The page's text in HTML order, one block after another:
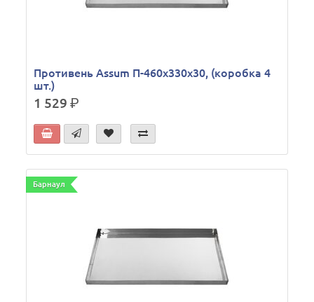
Противень Assum П-460х330х30, (коробка 4
шт.)
1 529р.
Барнаул